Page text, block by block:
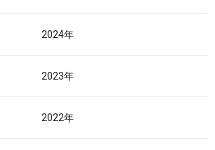
2024年
2023年
2022年